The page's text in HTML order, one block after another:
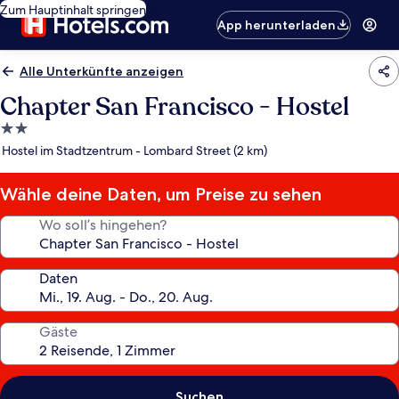
Zum Hauptinhalt springen
App herunterladen
Alle Unterkünfte anzeigen
Chapter San Francisco - Hostel
2.0-
Sterne-
Hostel im Stadtzentrum - Lombard Street (2 km)
Wähle deine Daten, um Preise zu sehen
Wo soll’s hingehen?
Daten
Gäste